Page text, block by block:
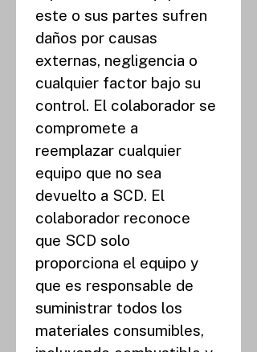
este o sus partes sufren
daños por causas
externas, negligencia o
cualquier factor bajo su
control. El colaborador se
compromete a
reemplazar cualquier
equipo que no sea
devuelto a SCD. El
colaborador reconoce
que SCD solo
proporciona el equipo y
que es responsable de
suministrar todos los
materiales consumibles,